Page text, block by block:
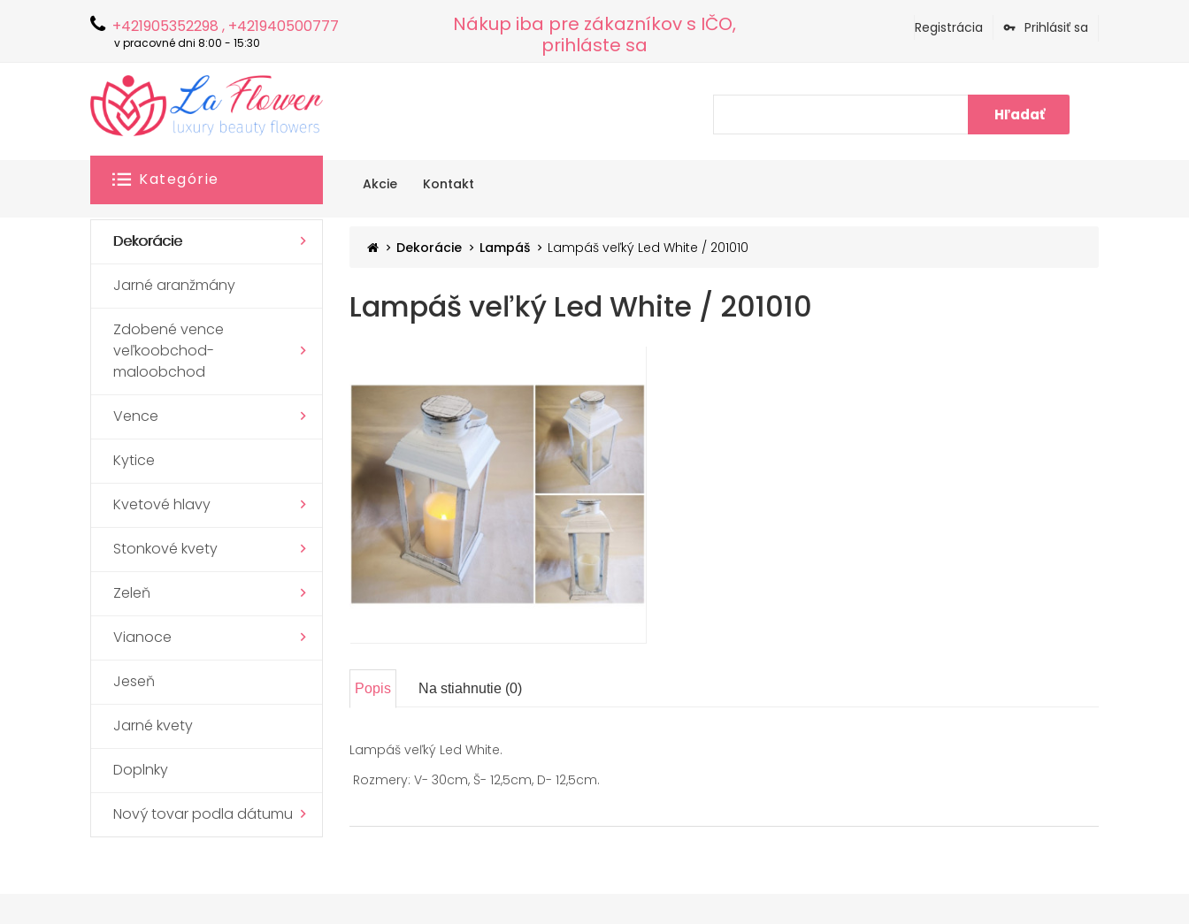
+421905352298 , +421940500777
v pracovné dni 8:00 - 15:30
Nákup iba pre zákazníkov s IČO,
prihláste sa
Registrácia Prihlásiť sa
Hľadať
Kategórie Akcie Kontakt
Dekorácie
Jarné aranžmány
Zdobené vence
veľkoobchod-
maloobchod
Vence
Kytice
Kvetové hlavy
Stonkové kvety
Zeleň
Vianoce
Jeseň
Jarné kvety
Doplnky
Nový tovar podla dátumu
Dekorácie Lampáš Lampáš veľký Led White / 201010
Lampáš veľký Led White / 201010
Popis Na stiahnutie (0)
Lampáš veľký Led White.
Rozmery: V- 30cm, Š- 12,5cm, D- 12,5cm.